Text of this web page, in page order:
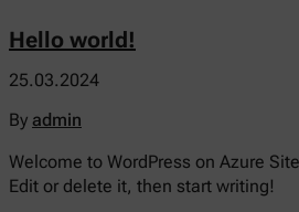
Hello world!
25.03.2024
By admin
Welcome to WordPress on Azure
Edit or delete it, then start writing!